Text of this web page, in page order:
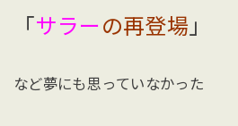
「サラー の再登場 」
など夢にも思っていなかった